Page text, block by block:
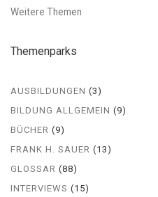
Weitere Themen
Themenparks
AUSBILDUNGEN (3)
BILDUNG ALLGEMEIN (9)
BÜCHER (9)
FRANK H. SAUER (13)
GLOSSAR (88)
INTERVIEWS (15)